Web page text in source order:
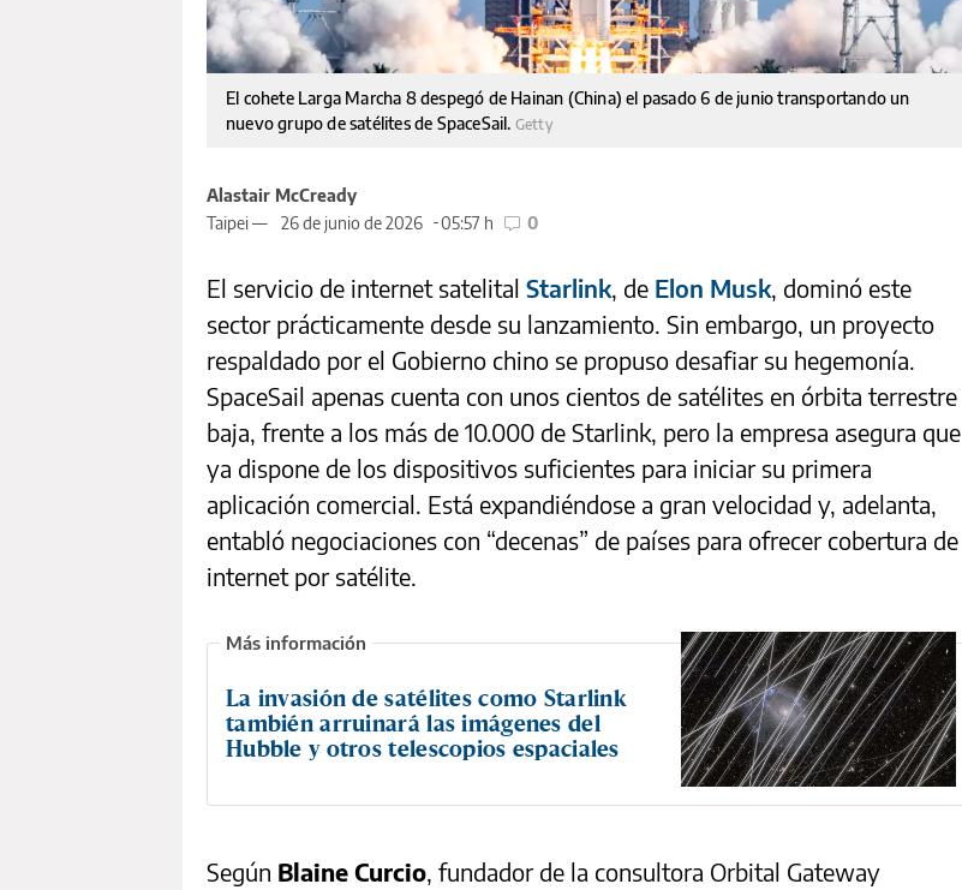
El cohete Larga Marcha 8 despegó de Hainan (China) el pasado 6 de junio transportando un
nuevo grupo de satélites de SpaceSail. Getty
Alastair McCready
Taipei —
26 de junio de 2026 05:57 h 0
El servicio de internet satelital Starlink, de Elon Musk, dominó este
sector prácticamente desde su lanzamiento. Sin embargo, un proyecto
respaldado por el Gobierno chino se propuso desafiar su hegemonía.
SpaceSail apenas cuenta con unos cientos de satélites en órbita terrestre
baja, frente a los más de 10.000 de Starlink, pero la empresa asegura que
ya dispone de los dispositivos suficientes para iniciar su primera
aplicación comercial. Está expandiéndose a gran velocidad y, adelanta,
entabló negociaciones con “decenas” de países para ofrecer cobertura de
internet por satélite.
La invasión de satélites como Starlink
también arruinará las imágenes del
Hubble y otros telescopios espaciales
Según Blaine Curcio, fundador de la consultora Orbital Gateway